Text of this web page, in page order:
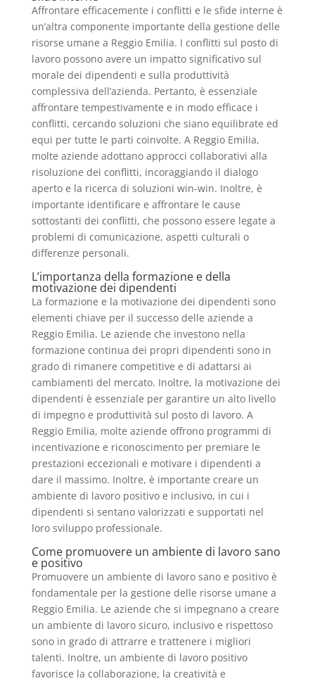
Affrontare efficacemente i conflitti e le sfide interne è
un’altra componente importante della gestione delle
risorse umane a Reggio Emilia. I conflitti sul posto di
lavoro possono avere un impatto significativo sul
morale dei dipendenti e sulla produttività
complessiva dell’azienda. Pertanto, è essenziale
affrontare tempestivamente e in modo efficace i
conflitti, cercando soluzioni che siano equilibrate ed
equi per tutte le parti coinvolte. A Reggio Emilia,
molte aziende adottano approcci collaborativi alla
risoluzione dei conflitti, incoraggiando il dialogo
aperto e la ricerca di soluzioni win-win. Inoltre, è
importante identificare e affrontare le cause
sottostanti dei conflitti, che possono essere legate a
problemi di comunicazione, aspetti culturali o
differenze personali.
L’importanza della formazione e della
motivazione dei dipendenti
La formazione e la motivazione dei dipendenti sono
elementi chiave per il successo delle aziende a
Reggio Emilia. Le aziende che investono nella
formazione continua dei propri dipendenti sono in
grado di rimanere competitive e di adattarsi ai
cambiamenti del mercato. Inoltre, la motivazione dei
dipendenti è essenziale per garantire un alto livello
di impegno e produttività sul posto di lavoro. A
Reggio Emilia, molte aziende offrono programmi di
incentivazione e riconoscimento per premiare le
prestazioni eccezionali e motivare i dipendenti a
dare il massimo. Inoltre, è importante creare un
ambiente di lavoro positivo e inclusivo, in cui i
dipendenti si sentano valorizzati e supportati nel
loro sviluppo professionale.
Come promuovere un ambiente di lavoro sano
e positivo
Promuovere un ambiente di lavoro sano e positivo è
fondamentale per la gestione delle risorse umane a
Reggio Emilia. Le aziende che si impegnano a creare
un ambiente di lavoro sicuro, inclusivo e rispettoso
sono in grado di attrarre e trattenere i migliori
talenti. Inoltre, un ambiente di lavoro positivo
favorisce la collaborazione, la creatività e